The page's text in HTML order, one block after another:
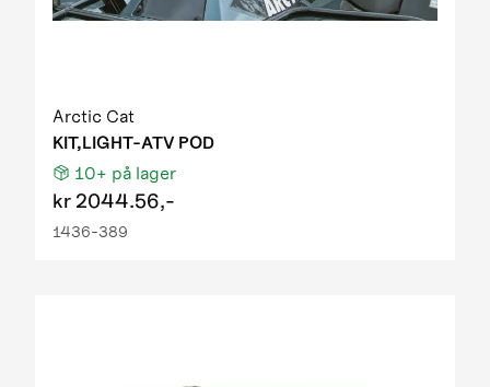
Arctic Cat
KIT,LIGHT-ATV POD
10+ på lager
kr 2044.56,-
1436-389